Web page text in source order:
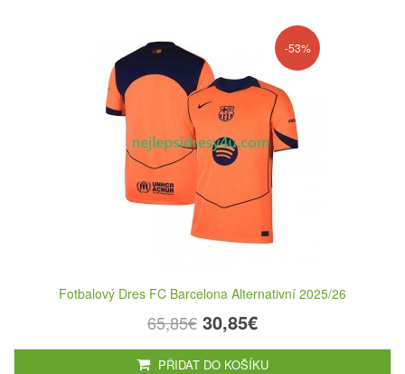
-53%
Fotbalový Dres FC Barcelona Alternativní 2025/26
65,85€ 30,85€
PŘIDAT DO KOŠÍKU